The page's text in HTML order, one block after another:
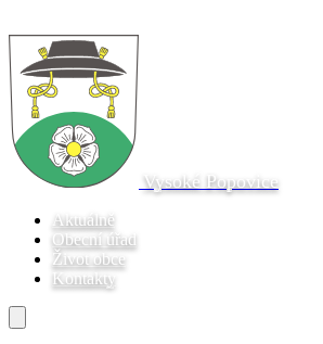
Vysoké Popovice
Aktuálně
Obecní úřad
Život obce
Kontakty